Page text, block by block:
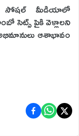
సోషల్ మీడియాలో
సెట్స్ పైకి వెళ్లాలని
అభిమానులు ఆశాభావం